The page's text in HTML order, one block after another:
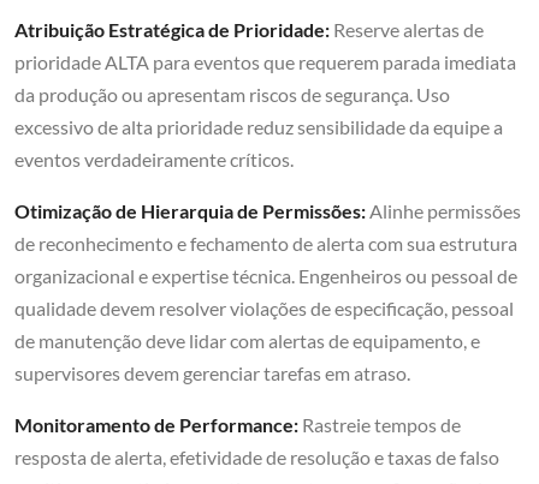
Atribuição Estratégica de Prioridade: Reserve alertas de
prioridade ALTA para eventos que requerem parada imediata
da produção ou apresentam riscos de segurança. Uso
excessivo de alta prioridade reduz sensibilidade da equipe a
eventos verdadeiramente críticos.
Otimização de Hierarquia de Permissões:Alinhe permissões
de reconhecimento e fechamento de alerta com sua estrutura
organizacional e expertise técnica. Engenheiros ou pessoal de
qualidade devem resolver violações de especificação, pessoal
de manutenção deve lidar com alertas de equipamento, e
supervisores devem gerenciar tarefas em atraso.
Monitoramento de Performance: Rastreie tempos de
resposta de alerta, efetividade de resolução e taxas de falso